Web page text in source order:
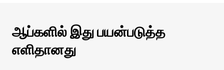
ஆப்களில் இது பயன்படுத்த
எளிதானது